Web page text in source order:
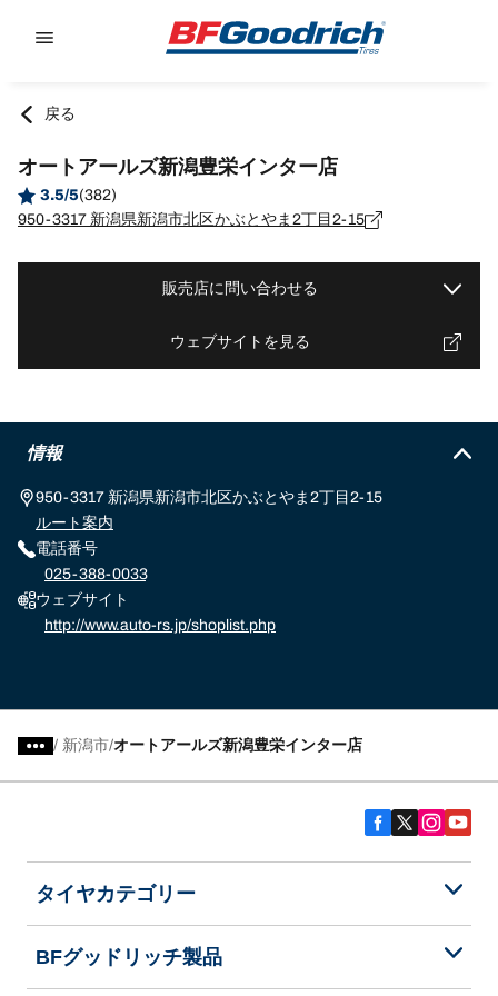
戻る
オートアールズ新潟豊栄インター店
3.5/5(382)
950-3317 新潟県新潟市北区かぶとやま2丁目2-15
販売店に問い合わせる
ウェブサイトを見る
情報
950-3317 新潟県新潟市北区かぶとやま2丁目2-15
ルート案内
電話番号
025-388-0033
ウェブサイト
http://www.auto-rs.jp/shoplist.php
/ 新潟市 オートアールズ新潟豊栄インター店
タイヤカテゴリー
BFグッドリッチ製品